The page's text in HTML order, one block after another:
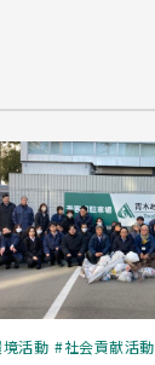
活動 社会貢献活動